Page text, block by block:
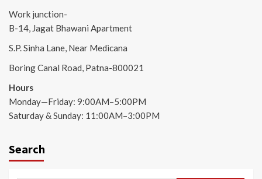
Work junction-
B-14, Jagat Bhawani Apartment
S.P. Sinha Lane, Near Medicana
Boring Canal Road, Patna-800021
Hours
Monday—Friday: 9:00AM–5:00PM
Saturday & Sunday: 11:00AM–3:00PM
Search